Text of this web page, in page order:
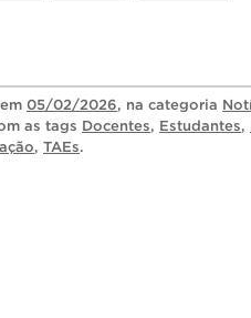
em 05/02/2026, na categoria
as tags Docentes, Estudantes,
, TAEs.